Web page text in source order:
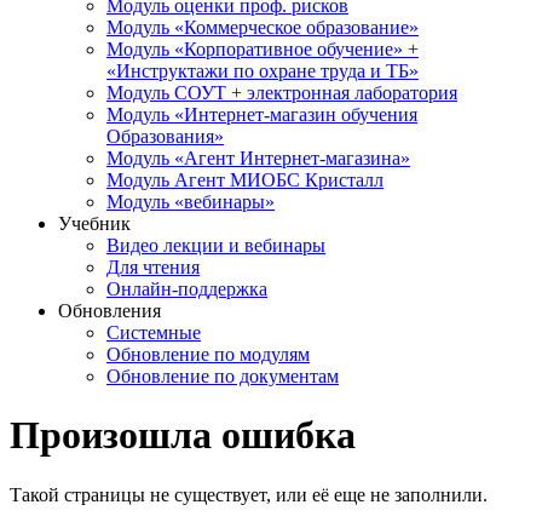
Модуль оценки проф. рисков
Модуль «Коммерческое образование»
Модуль «Корпоративное обучение» +
«Инструктажи по охране труда и ТБ»
Модуль СОУТ + электронная лаборатория
Модуль «Интернет-магазин обучения
Образования»
Модуль «Агент Интернет-магазина»
Модуль Агент МИОБС Кристалл
Модуль «вебинары»
Учебник
Видео лекции и вебинары
Для чтения
Онлайн-поддержка
Обновления
Системные
Обновление по модулям
Обновление по документам
Произошла ошибка
Такой страницы не существует, или её еще не заполнили.